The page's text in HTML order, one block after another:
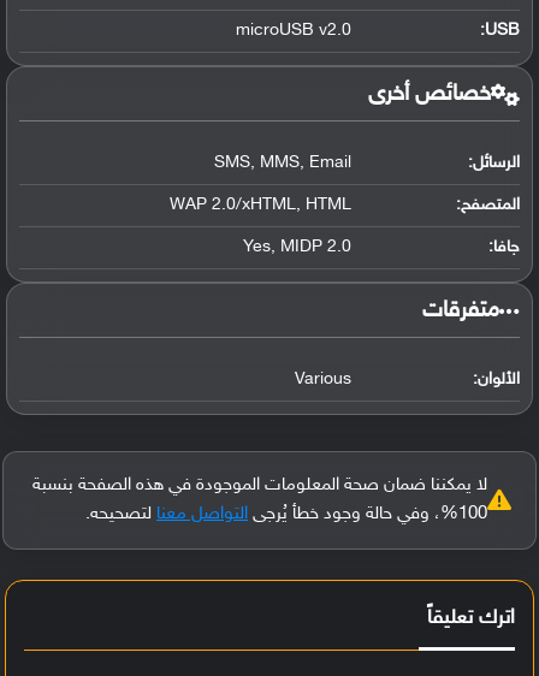
USB
:
microUSB v2.0
خصائص أخرى
الرسائل: SMS, MMS, Email
المتصفح: WAP 2.0/xHTML, HTML
جافا: Yes, MIDP 2.0
‏متفرقات‏
الألوان: Various
لا يمكننا ضمان صحة المعلومات الموجودة في هذه الصفحة بنسبة
100%، وفي حالة وجود خطأ يُرجى
التواصل معنا لتصحيحه.
اترك تعليقاً